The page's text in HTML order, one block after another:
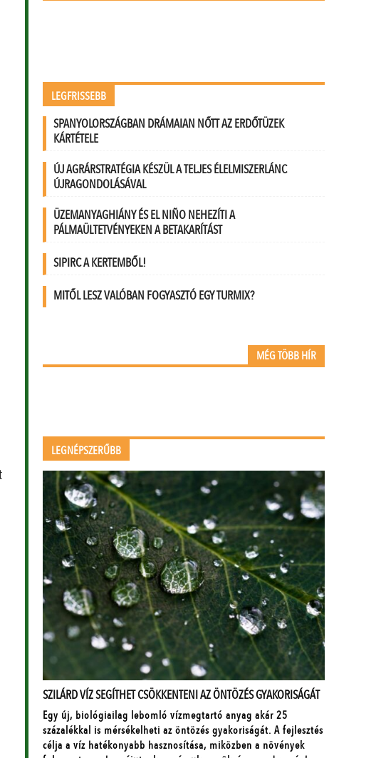
LEGFRISSEBB
SPANYOLORSZÁGBAN DRÁMAIAN NŐTT AZ ERDŐTÜZEK
KÁRTÉTELE
ÚJ AGRÁRSTRATÉGIA KÉSZÜL A TELJES ÉLELMISZERLÁNC
ÚJRAGONDOLÁSÁVAL
ÜZEMANYAGHIÁNY ÉS EL NIÑO NEHEZÍTI A
PÁLMAÜLTETVÉNYEKEN A BETAKARÍTÁST
SIPIRC A KERTEMBŐL!
MITŐL LESZ VALÓBAN FOGYASZTÓ EGY TURMIX?
MÉG TÖBB HÍR
LEGNÉPSZERŰBB